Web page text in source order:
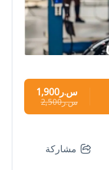
س.ر1,900
س.ر2,500
مشاركة